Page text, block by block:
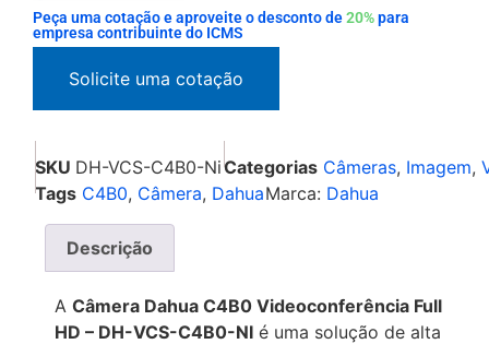
Peça uma cotação e aproveite o desconto de20%para
empresa contribuinte do ICMS
SKU DH-VCS-C4B0-NiCategorias Câmeras, Imagem,
Tags C4B0, Câmera, DahuaMarca: Dahua
Descrição
A Câmera Dahua C4B0 Videoconferência Full
HD – DH-VCS-C4B0-NI é uma solução de alta